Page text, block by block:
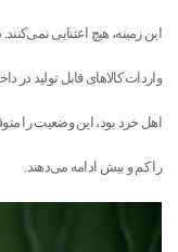
این زمینه، هیچ اعتنایی
اهل خرد بود، این وضعیت را
را کم و بیش ادامه می‌دهند.